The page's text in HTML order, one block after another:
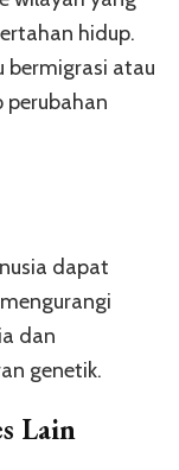
hidup.
bermigrasi atau
dapat
dan
genetik.
Lain